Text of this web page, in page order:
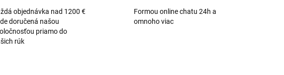
objednávka nad 1200 €
doručená našou
priamo do
rúk
Formou online chatu 24h a
omnoho viac